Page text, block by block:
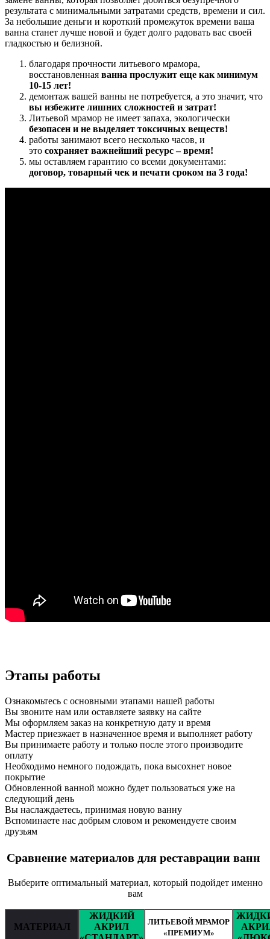
результата с минимальными затратами средств, времени и сил.
За небольшие деньги и короткий промежуток времени ваша
ванна станет лучше новой и будет долго радовать вас своей
гладкостью и белизной.
благодаря прочности литьевого мрамора,
восстановленная ванна прослужит еще как минимум
10-15 лет!
демонтаж вашей ванны не потребуется, а это значит, что
вы избежите лишних сложностей и затрат!
Литьевой мрамор не имеет запаха, экологически
безопасен и не выделяет токсичных веществ!
работы занимают всего несколько часов, и
это сохраняет важнейший ресурс – время!
мы оставляем гарантию со всеми документами:
договор, товарный чек и печати сроком на 3 года!
Этапы работы
Ознакомьтесь с основными этапами нашей работы
Вы звоните нам или оставляете заявку на сайте
Мы оформляем заказ на конкретную дату и время
Мастер приезжает в назначенное время и выполняет работу
Вы принимаете работу и только после этого производите
оплату
Необходимо немного подождать, пока высохнет новое
покрытие
Обновленной ванной можно будет пользоваться уже на
следующий день
Вы наслаждаетесь, принимая новую ванну
Вспоминаете нас добрым словом и рекомендуете своим
друзьям
Сравнение материалов для реставрации ванн
Выберите оптимальный материал, который подойдет именно
вам
МАТЕРИАЛ
ЖИДКИЙ
АКРИЛ
ЛИТЬЕВОЙ МРАМОР
«ПРЕМИУМ»